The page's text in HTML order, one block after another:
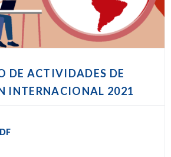
DE ACTIVIDADES DE
INTERNACIONAL 2021